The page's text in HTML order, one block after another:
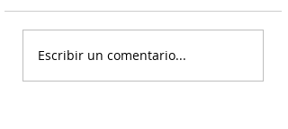
Tortilla de Papines
Escribir un comentario...